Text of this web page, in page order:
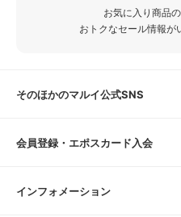
お気に入り商品
おトクなセール情報が
そのほかのマルイ公式SNS
会員登録・エポスカード入会
インフォメーション